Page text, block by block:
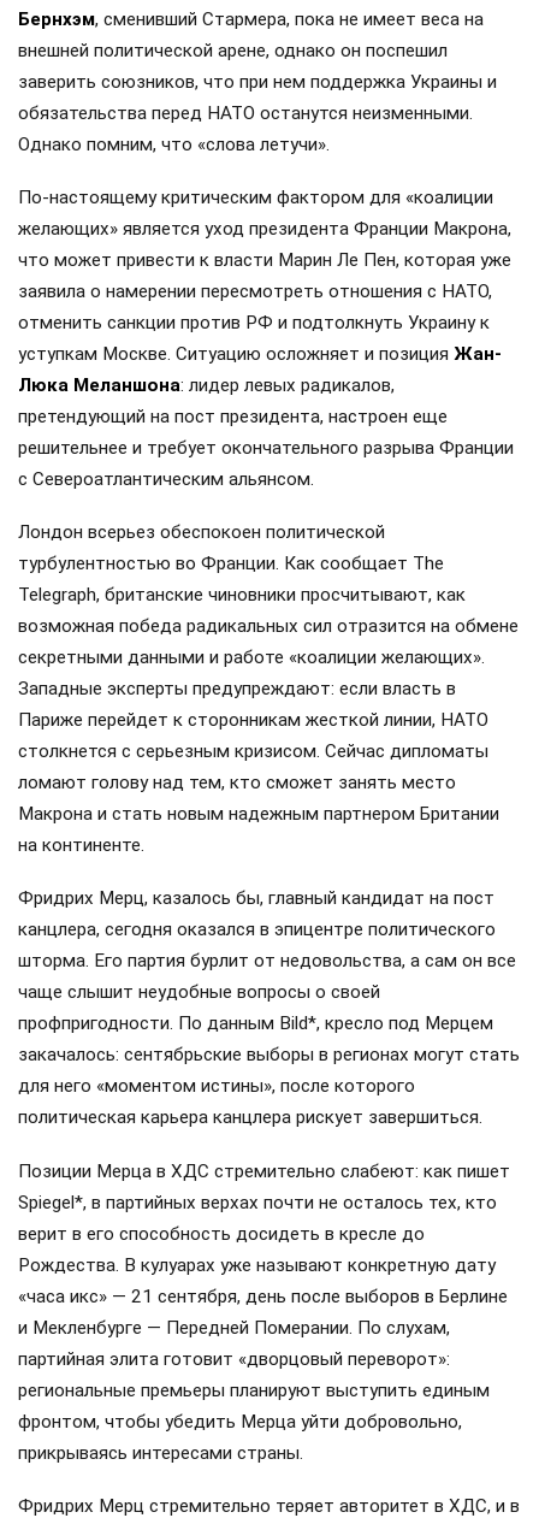
Бернхэм, сменивший Стармера, пока не имеет веса на
внешней политической арене, однако он поспешил
заверить союзников, что при нем поддержка Украины и
обязательства перед НАТО останутся неизменными.
Однако помним, что «слова летучи».
По-настоящему критическим фактором для «коалиции
желающих» является уход президента Франции Макрона,
что может привести к власти Марин Ле Пен, которая уже
заявила о намерении пересмотреть отношения с НАТО,
отменить санкции против РФ и подтолкнуть Украину к
уступкам Москве. Ситуацию осложняет и позиция Жан-
Люка Меланшона: лидер левых радикалов,
претендующий на пост президента, настроен еще
решительнее и требует окончательного разрыва Франции
с Североатлантическим альянсом.
Лондон всерьез обеспокоен политической
турбулентностью во Франции. Как сообщает The
Telegraph, британские чиновники просчитывают, как
возможная победа радикальных сил отразится на обмене
секретными данными и работе «коалиции желающих».
Западные эксперты предупреждают: если власть в
Париже перейдет к сторонникам жесткой линии, НАТО
столкнется с серьезным кризисом. Сейчас дипломаты
ломают голову над тем, кто сможет занять место
Макрона и стать новым надежным партнером Британии
на континенте.
Фридрих Мерц, казалось бы, главный кандидат на пост
канцлера, сегодня оказался в эпицентре политического
шторма. Его партия бурлит от недовольства, а сам он все
чаще слышит неудобные вопросы о своей
профпригодности. По данным Bild*, кресло под Мерцем
закачалось: сентябрьские выборы в регионах могут стать
для него «моментом истины», после которого
политическая карьера канцлера рискует завершиться.
Позиции Мерца в ХДС стремительно слабеют: как пишет
Spiegel*, в партийных верхах почти не осталось тех, кто
верит в его способность досидеть в кресле до
Рождества. В кулуарах уже называют конкретную дату
«часа икс» — 21 сентября, день после выборов в Берлине
и Мекленбурге — Передней Померании. По слухам,
партийная элита готовит «дворцовый переворот»:
региональные премьеры планируют выступить единым
фронтом, чтобы убедить Мерца уйти добровольно,
прикрываясь интересами страны.
Фридрих Мерц стремительно теряет авторитет в ХДС, и в